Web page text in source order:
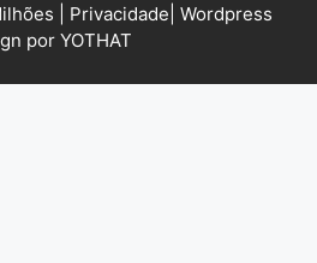
| Privacidade Wordpress
por YOTHAT